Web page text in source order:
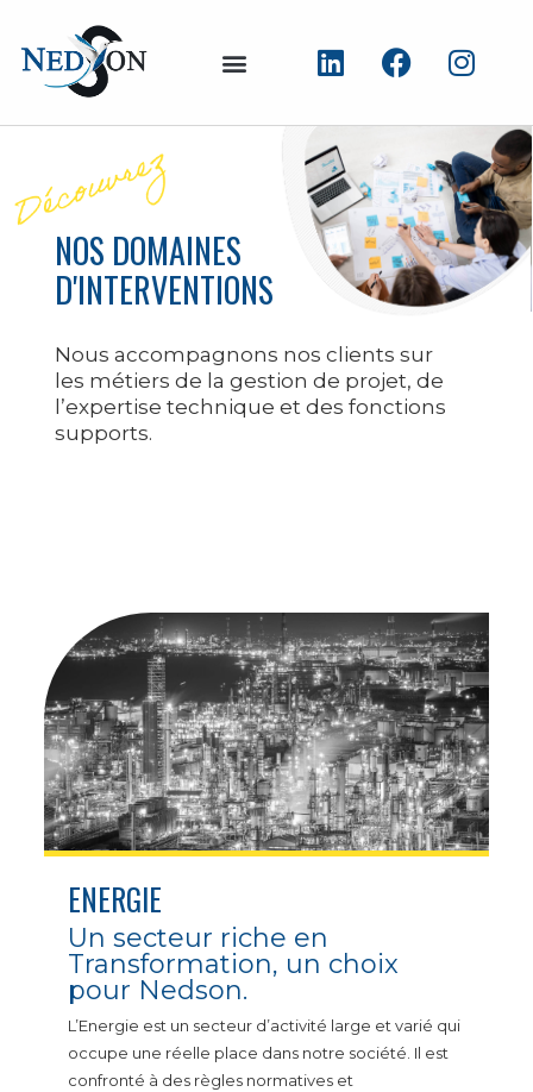
Nous accompagnons nos clients sur
les métiers de la gestion de projet, de
l’expertise technique et des fonctions
supports.
NOS DOMAINES
D'INTERVENTIONS
ENERGIE
Un secteur riche en
Transformation, un choix
pour Nedson.
L’Energie est un secteur d’activité large et varié qui
occupe une réelle place dans notre société. Il est
confronté à des règles normatives et